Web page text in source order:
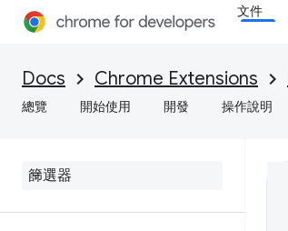
文件
Docs Chrome Extensions
總覽 開始使用 開發 操作說明
action